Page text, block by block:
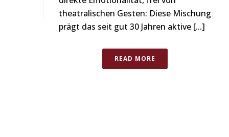
theatralischen Gesten: Diese Mischung
prägt das seit gut 30 Jahren aktive [...]
READ MORE